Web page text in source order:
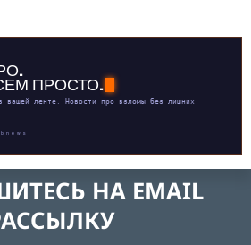
ПРОСТО.
ленте. Новости про взломы без лишних
НА EMAIL